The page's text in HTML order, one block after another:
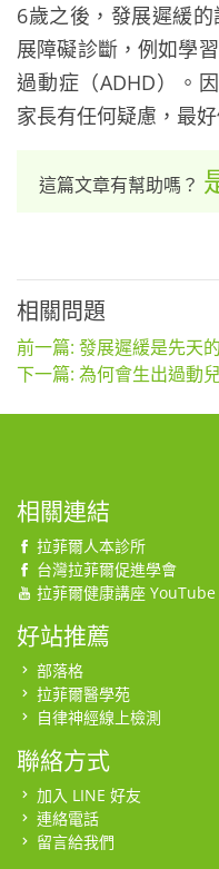
6歲之後，發展遲緩
展障礙診斷，例如學
過動症（ADHD）。
家長有任何疑慮，最
這篇文章有幫助嗎？
相關問題
前一篇: 發展遲緩是先天
下一篇: 為何會生出過動
相關連結
拉菲爾人本診所
台灣拉菲爾促進學會
拉菲爾健康講座
好站推薦
部落格
拉菲爾醫學苑
自律神經線上檢測
聯絡方式
加入 LINE 好友
連絡電話
留言給我們